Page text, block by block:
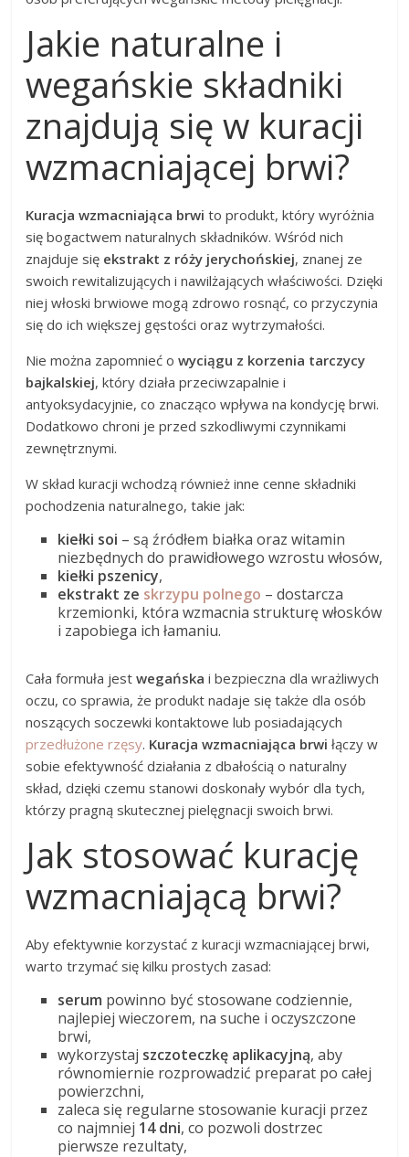
Jakie naturalne i
wegańskie składniki
znajdują się w kuracji
wzmacniającej brwi?
Kuracja wzmacniająca brwi to produkt, który wyróżnia
się bogactwem naturalnych składników. Wśród nich
znajduje się ekstrakt z róży jerychońskiej, znanej ze
swoich rewitalizujących i nawilżających właściwości. Dzięki
niej włoski brwiowe mogą zdrowo rosnąć, co przyczynia
się do ich większej gęstości oraz wytrzymałości.
Nie można zapomnieć owyciągu z korzenia tarczycy
bajkalskiej, który działa przeciwzapalnie i
antyoksydacyjnie, co znacząco wpływa na kondycję brwi.
Dodatkowo chroni je przed szkodliwymi czynnikami
zewnętrznymi.
W skład kuracji wchodzą również inne cenne składniki
pochodzenia naturalnego, takie jak:
kiełki soi – są źródłem białka oraz witamin
niezbędnych do prawidłowego wzrostu włosów,
kiełki pszenicy,
ekstrakt ze skrzypu polnego – dostarcza
krzemionki, która wzmacnia strukturę włosków
i zapobiega ich łamaniu.
Cała formuła jestwegańska i bezpieczna dla wrażliwych
oczu, co sprawia, że produkt nadaje się także dla osób
noszących soczewki kontaktowe lub posiadających
przedłużone rzęsy. Kuracja wzmacniająca brwi łączy w
sobie efektywność działania z dbałością o naturalny
skład, dzięki czemu stanowi doskonały wybór dla tych,
którzy pragną skutecznej pielęgnacji swoich brwi.
Jak stosować kurację
wzmacniającą brwi?
Aby efektywnie korzystać z kuracji wzmacniającej brwi,
warto trzymać się kilku prostych zasad:
serum powinno być stosowane codziennie,
najlepiej wieczorem, na suche i oczyszczone
brwi,
wykorzystaj szczoteczkę aplikacyjną, aby
równomiernie rozprowadzić preparat po całej
powierzchni,
zaleca się regularne stosowanie kuracji przez
co najmniej 14 dni, co pozwoli dostrzec
pierwsze rezultaty,